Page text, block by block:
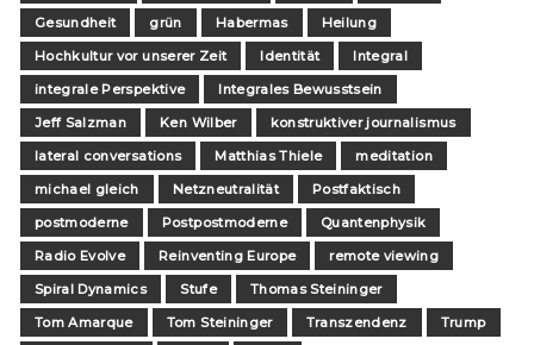
Gesundheit
grün Habermas
Heilung
Hochkultur vor unserer Zeit
Identität
Integral
integrale Perspektive
Integrales Bewusstsein
Jeff Salzman
Ken Wilber
konstruktiver journalismus
lateral conversations
Matthias Thiele
meditation
michael gleich
Netzneutralität
Postfaktisch
postmoderne
Postpostmoderne
Quantenphysik
Radio Evolve
Reinventing Europe
remote viewing
Spiral Dynamics
Stufe
Thomas Steininger
Tom Amarque
Tom Steininger Transzendenz
Trump